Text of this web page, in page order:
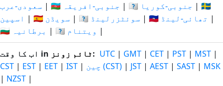
سعودی-عرب | 🇿🇦 جنوبی-افریقہ | 🇰🇷 جنوبی-کوریا | 🇪🇸
اسپین | 🇸🇪 سویڈن | 🇨🇭 سوئٹزرلینڈ | 🇹🇭 تھائی-لینڈ |
🇬🇧 برطانیہ | 🇻🇳 ویتنام |
اب کا وقت in ٹائم زونز: UTC | GMT | CET | PST | MST |
CST | EST | EET | IST | چین (CST) | JST | AEST | SAST | MSK
| NZST |